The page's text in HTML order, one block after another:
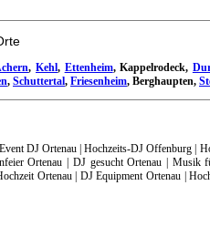
,Kehl, Ettenheim, Kappelrodeck,
, Schuttertal, Friesenheim, Berghaupten,
DJ Ortenau | Hochzeits-DJ Offenburg |
Ortenau | DJ gesucht Ortenau | Musik
Ortenau | DJ Equipment Ortenau |